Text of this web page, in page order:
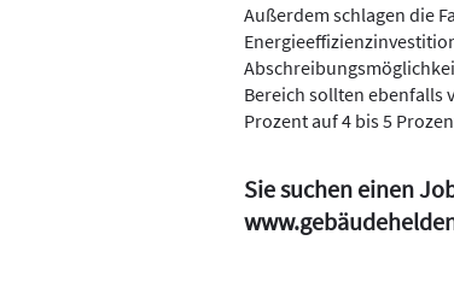
Außerdem schlagen die
Bereich sollten ebenfalls
Prozent auf 4 bis 5
Sie suchen einen